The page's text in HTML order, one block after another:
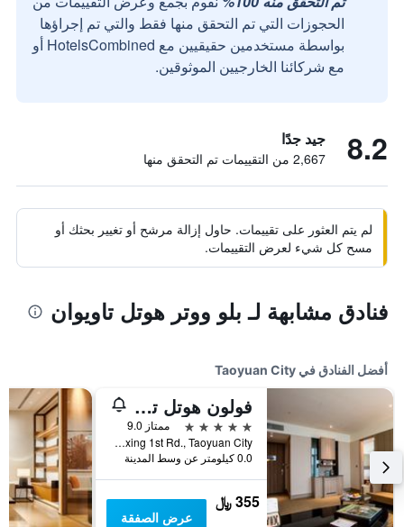
الحجوزات التي تم التحقق منها فقط والتي تم إجراؤها
بواسطة مستخدمين حقيقيين مع HotelsCombined أو
مع شركائنا الخارجيين الموثوقين.
8.2 جيد جدًا
2,667 من التقييمات تم التحقق منها
لم يتم العثور على تقييمات. حاول إزالة مرشح أو تغيير بحثك أو
مسح كل شيء لعرض التقييمات.
فنادق مشابهة لـ بلو ووتر هوتل تاويوان
أفضل الفنادق في Taoyuan City
فولون هوتل تاويوان أيربورت أكسيس إم آر تي إيه8
5 نجوم
ممتاز 9.0
No.2, Fuxing 1st Rd., Taoyuan City, تايوان
0.0 كيلومتر عن وسط المدينة
355 ﷼
عرض الصفقة